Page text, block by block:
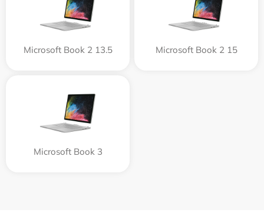
Microsoft Book 2 13.5 Microsoft Book 2 15
Microsoft Book 3